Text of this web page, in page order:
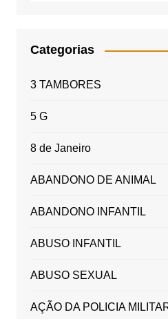
Categorias
3 TAMBORES
5 G
8 de Janeiro
ABANDONO DE ANIMAL
ABANDONO INFANTIL
ABUSO INFANTIL
ABUSO SEXUAL
AÇÃO DA POLICIA